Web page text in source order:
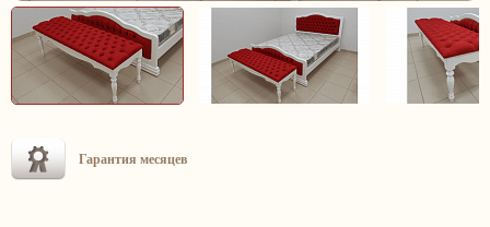
Гарантия месяцев